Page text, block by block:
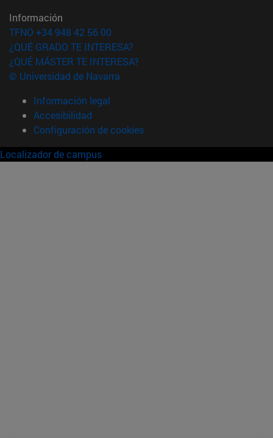
Información
TFNO +34 948 42 56 00
¿QUÉ GRADO TE INTERESA?
¿QUÉ MÁSTER TE INTERESA?
© Universidad de Navarra
Información legal
Accesibilidad
Configuración de cookies
Localizador de campus